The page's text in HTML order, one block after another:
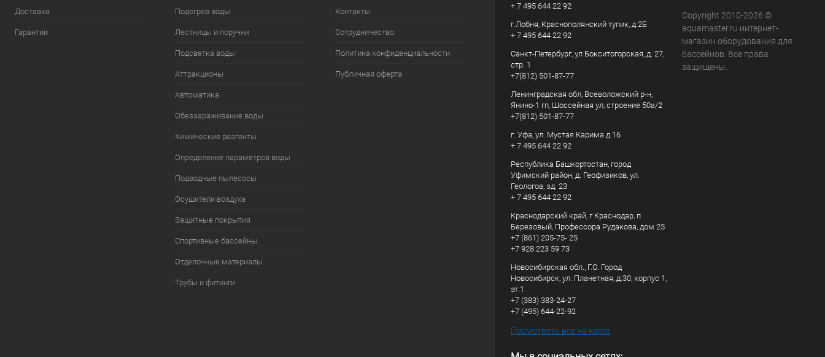
Доставка
Гарантии
Подогрев воды
Лестницы и поручни
Подсветка воды
Аттракционы
Автоматика
Обеззараживание воды
Химические реагенты
Определение параметров воды
Подводные пылесосы
Осушители воздуха
Защитные покрытия
Спортивные бассейны
Отделочные материалы
Трубы и фитинги
Контакты
Сотрудничество
Политика конфиденциальности
Публичная оферта
+ 7 495 644 22 92
г.Лобня, Краснополянский тупик, д.2Б
+ 7 495 644 22 92
Санкт-Петербург, ул Бокситогорская, д. 27,
стр. 1
+7(812) 501-87-77
Ленинградская обл, Всеволожский р-н,
Янино-1 гп, Шоссейная ул, строение 50а/2
+7(812) 501-87-77
г. Уфа, ул. Мустая Карима д.16
+ 7 495 644 22 92
Республика Башкортостан, город
Уфимский район, д. Геофизиков, ул.
Геологов, зд. 23
+ 7 495 644 22 92
Краснодарский край, г Краснодар, п
Березовый, Профессора Рудакова, дом 25
+7 (861) 205-75- 25
+7 928 223 59 73
Новосибирская обл., Г.О. Город
Новосибирск, ул. Планетная, д.30, корпус 1,
эт.1.
+7 (383) 383-24-27
+7 (495) 644-22-92
Посмотреть все на карте
Copyright 2010-2026 ©
aquamaster.ru интернет-
магазин оборудования для
бассейнов. Все права
защищены.